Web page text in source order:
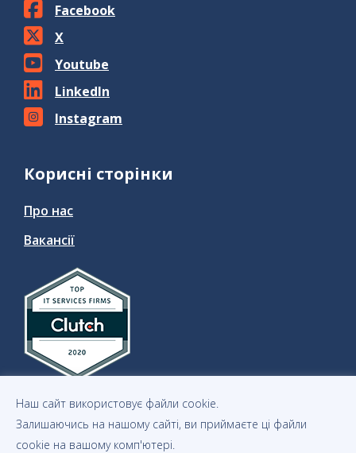
Facebook
X
Youtube
LinkedIn
Instagram
Корисні сторінки
Про нас
Вакансії
Наш сайт використовує файли cookie.
Залишаючись на нашому сайті, ви приймаєте ці файли
cookie на вашому комп'ютері.